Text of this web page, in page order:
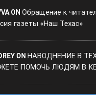
ON Обращение к
газеты «Наш Техас»
ON НАВОДНЕНИЕ В
ПОМОЧЬ ЛЮДЯМ В